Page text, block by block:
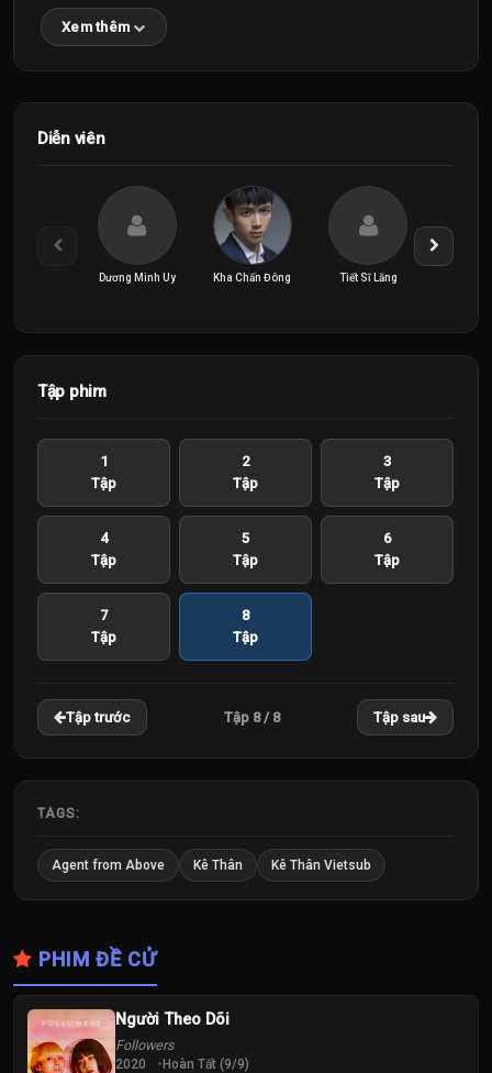
Xem thêm
Diễn viên
Dương Minh Uy Kha Chấn Đông Tiết Sĩ Lăng
Tập phim
1
Tập
2
Tập
3
Tập
4
Tập
5
Tập
6
Tập
7
Tập
8
Tập
Tập trước Tập 8 / 8 Tập sau
TAGS:
Agent from Above Kê Thân Kê Thân Vietsub
PHIM ĐỀ CỬ
Người Theo Dõi
Followers
2020 Hoàn Tất (9/9)